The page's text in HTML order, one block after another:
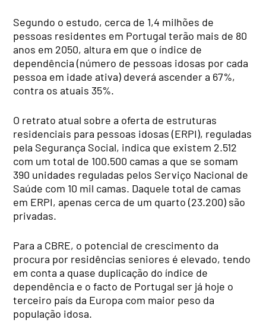
Segundo o estudo, cerca de 1,4 milhões de
pessoas residentes em Portugal terão mais de 80
anos em 2050, altura em que o índice de
dependência (número de pessoas idosas por cada
pessoa em idade ativa) deverá ascender a 67%,
contra os atuais 35%.
O retrato atual sobre a oferta de estruturas
residenciais para pessoas idosas (ERPI), reguladas
pela Segurança Social, indica que existem 2.512
com um total de 100.500 camas a que se somam
390 unidades reguladas pelos Serviço Nacional de
Saúde com 10 mil camas. Daquele total de camas
em ERPI, apenas cerca de um quarto (23.200) são
privadas.
Para a CBRE, o potencial de crescimento da
procura por residências seniores é elevado, tendo
em conta a quase duplicação do índice de
dependência e o facto de Portugal ser já hoje o
terceiro país da Europa com maior peso da
população idosa.